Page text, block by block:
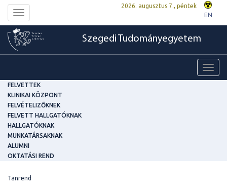
Toggle
navigation
2026. augusztus 7., péntek
EN
Szegedi Tudományegyetem
FELVETTEK
KLINIKAI KÖZPONT
FELVÉTELIZŐKNEK
FELVETT HALLGATÓKNAK
HALLGATÓKNAK
MUNKATÁRSAKNAK
ALUMNI
OKTATÁSI REND
Tanrend